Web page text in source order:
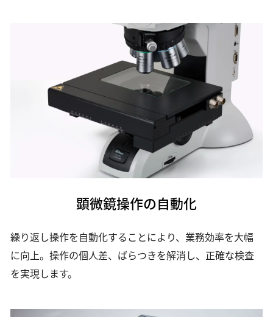
顕微鏡操作の自動化
繰り返し操作を自動化することにより、業務効率を大幅
に向上。操作の個人差、ばらつきを解消し、正確な検査
を実現します。